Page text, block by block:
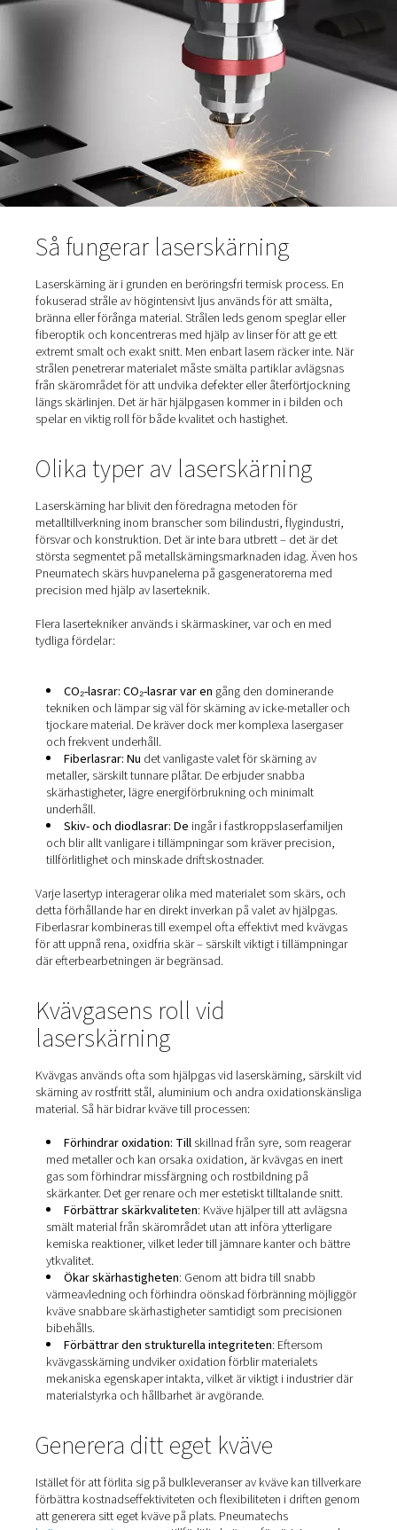
Idag anses laserskärning vara en hörnsten inom
bearbetning. Men medan själva laserstrålen ofta
rampljuset finns det en annan viktig komponent som
bakom kulisserna: hjälpgasen.
Så fungerar laserskärning
Laserskärning är i grunden en beröringsfri termisk
fokuserad stråle av högintensivt ljus används för att
fiberoptik och koncentreras med hjälp av linser för att
extremt smalt och exakt snitt. Men enbart lasern räcker
från skärområdet för att undvika defekter eller
längs skärlinjen. Det är här hjälpgasen kommer in i
spelar en viktig roll för både kvalitet och hastighet.
Olika typer av laserskärning
Laserskärning har blivit den föredragna metoden för
metalltillverkning inom branscher som bilindustri,
försvar och konstruktion. Det är inte bara utbrett – det
största segmentet på metallskärningsmarknaden idag.
Pneumatech skärs huvpanelerna på gasgeneratorerna
precision med hjälp av laserteknik.
tydliga fördelar:
CO₂-lasrar: CO₂-lasrar var engång den
tekniken och lämpar sig väl för skärning av icke-
tjockare material. De kräver dock mer komplexa
och frekvent underhåll.
Fiberlasrar: Nudet vanligaste valet för skärning av
metaller, särskilt tunnare plåtar. De erbjuder snabba
skärhastigheter, lägre energiförbrukning och minimalt
underhåll.
Skiv- och diodlasrar: Deingår i
och blir allt vanligare i tillämpningar som kräver
tillförlitlighet och minskade driftskostnader.
Varje lasertyp interagerar olika med materialet som
detta förhållande har en direkt inverkan på valet av
Fiberlasrar kombineras till exempel ofta effektivt med
för att uppnå rena, oxidfria skär – särskilt viktigt i
Kvävgasens roll vid
laserskärning